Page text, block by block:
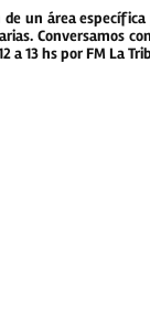
un área
Conversamos
a 13 hs por FM La